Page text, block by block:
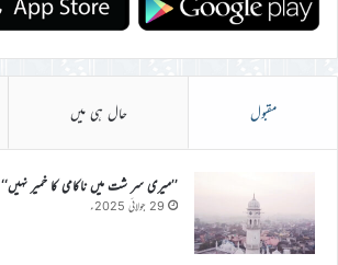
مقبول حال ہی میں
’’میری سر شت میں ناکامی کا خمیر نہیں‘‘
29 جولائی 2025ء